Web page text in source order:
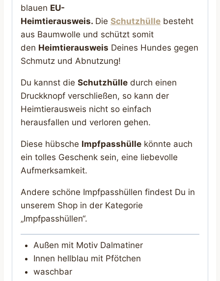
blauen EU-
Heimtierausweis. Die Schutzhülle besteht
aus Baumwolle und schützt somit
den Heimtierausweis Deines Hundes gegen
Schmutz und Abnutzung!
Du kannst die Schutzhülle durch einen
Druckknopf verschließen, so kann der
Heimtierausweis nicht so einfach
herausfallen und verloren gehen.
Diese hübsche Impfpasshülle könnte auch
ein tolles Geschenk sein, eine liebevolle
Aufmerksamkeit.
Andere schöne Impfpasshüllen findest Du in
unserem Shop in der Kategorie
„Impfpasshüllen“.
Außen mit Motiv Dalmatiner
Innen hellblau mit Pfötchen
waschbar